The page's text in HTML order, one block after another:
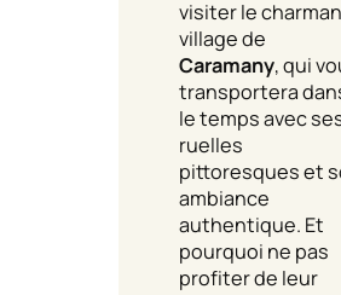
visiter le
village de
Caramany, qui
transportera
le temps avec
ruelles
pittoresques et
ambiance
authentique. Et
pourquoi ne pas
profiter de leur